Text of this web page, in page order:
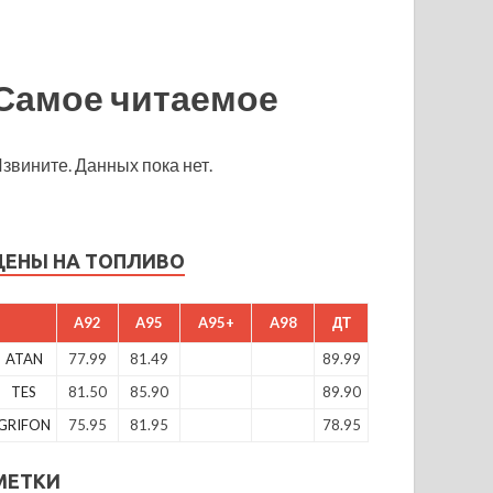
читаемое
Данных пока нет.
НА ТОПЛИВО
A92 A95 A95+ A98 ДТ
ATAN 77.99 81.49
89.99
TES
81.50 85.90
89.90
75.95 81.95 78.95